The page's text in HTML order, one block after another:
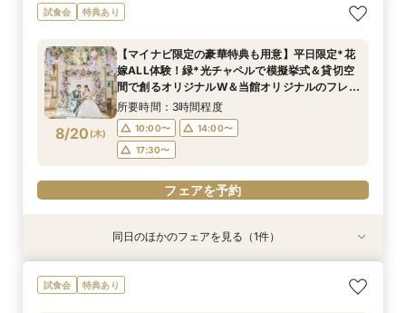
8/19( 水)
【マイナビ限定の豪華特典も用意】初見学にお勧
め◎緑溢れるチャペルや貸切ができるパーティ会
談会で見積もりや特典などについて詳しく知れる
《安心》フェアを開催
所要時間：3時間程度
10:00〜
14:00〜
17:30〜
フェアを予約
試食会 特典あり
8/20 (木)
【マイナビ限定の豪華特典も用意】平日限定*花
嫁ALL体験！緑*光チャペルで模擬挙式＆貸切空
間で創るオリジナルW＆当館オリジナルのフレン
チ×日本料理の融合料理も体験できる贅沢試食会
へご招待
所要時間：3時間程度
10:00〜
14:00〜
17:30〜
フェアを予約
特典あり
【マイナビ限定の豪華特典も用意】初見学にお勧
め◎緑溢れるチャペルや貸切ができるパーティ会
同日のほかのフェアを見る（1件）
試食会 特典あり